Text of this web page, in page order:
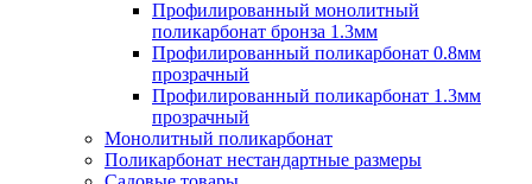
Профилированный монолитный
поликарбонат бронза 1.3мм
Профилированный поликарбонат 0.8мм
прозрачный
Профилированный поликарбонат 1.3мм
прозрачный
Монолитный поликарбонат
Поликарбонат нестандартные размеры